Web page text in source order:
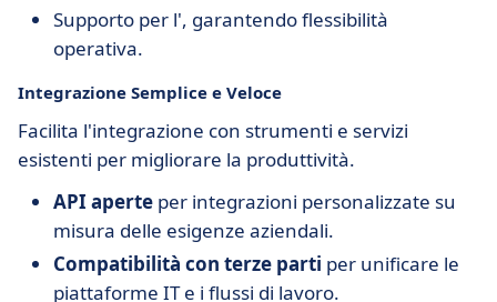
Supporto per l', garantendo flessibilità
operativa.
Integrazione Semplice e Veloce
Facilita l'integrazione con strumenti e servizi
esistenti per migliorare la produttività.
API aperte per integrazioni personalizzate su
misura delle esigenze aziendali.
Compatibilità con terze parti per unificare le
piattaforme IT e i flussi di lavoro.